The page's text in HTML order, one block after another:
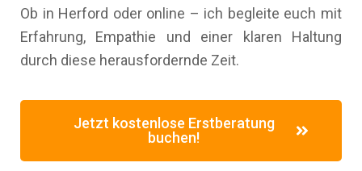
Ob in Herford oder online – ich begleite euch mit
Erfahrung, Empathie und einer klaren Haltung
durch diese herausfordernde Zeit.
Jetzt kostenlose Erstberatung
buchen!